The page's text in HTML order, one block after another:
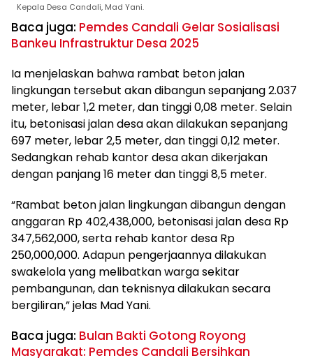
Kepala Desa Candali, Mad Yani.
Baca juga: Pemdes Candali Gelar Sosialisasi
Bankeu Infrastruktur Desa 2025
Ia menjelaskan bahwa rambat beton jalan
lingkungan tersebut akan dibangun sepanjang 2.037
meter, lebar 1,2 meter, dan tinggi 0,08 meter. Selain
itu, betonisasi jalan desa akan dilakukan sepanjang
697 meter, lebar 2,5 meter, dan tinggi 0,12 meter.
Sedangkan rehab kantor desa akan dikerjakan
dengan panjang 16 meter dan tinggi 8,5 meter.
“Rambat beton jalan lingkungan dibangun dengan
anggaran Rp 402,438,000, betonisasi jalan desa Rp
347,562,000, serta rehab kantor desa Rp
250,000,000. Adapun pengerjaannya dilakukan
swakelola yang melibatkan warga sekitar
pembangunan, dan teknisnya dilakukan secara
bergiliran,” jelas Mad Yani.
Baca juga: Bulan Bakti Gotong Royong
Masyarakat: Pemdes Candali Bersihkan